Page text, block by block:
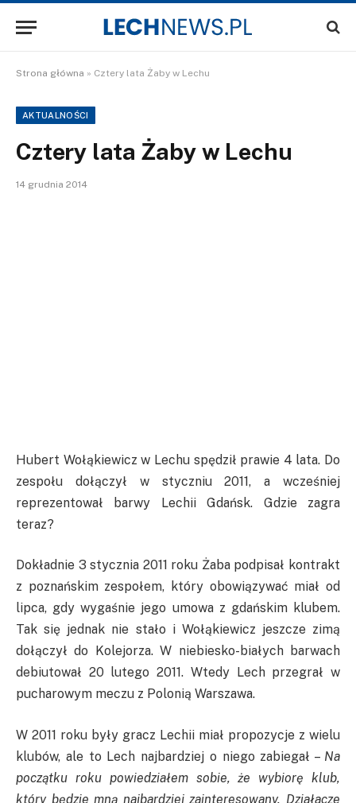
Strona główna » Cztery lata Żaby w Lechu
AKTUALNOŚCI
Cztery lata Żaby w Lechu
14 grudnia 2014
Hubert Wołąkiewicz w Lechu spędził prawie 4 lata. Do
zespołu dołączył w styczniu 2011, a wcześniej
reprezentował barwy Lechii Gdańsk. Gdzie zagra
teraz?
Dokładnie 3 stycznia 2011 roku Żaba podpisał kontrakt
z poznańskim zespołem, który obowiązywać miał od
lipca, gdy wygaśnie jego umowa z gdańskim klubem.
Tak się jednak nie stało i Wołąkiewicz jeszcze zimą
dołączył do Kolejorza. W niebiesko-białych barwach
debiutował 20 lutego 2011. Wtedy Lech przegrał w
pucharowym meczu z Polonią Warszawa.
W 2011 roku były gracz Lechii miał propozycje z wielu
klubów, ale to Lech najbardziej o niego zabiegał – Na
początku roku powiedziałem sobie, że wybiorę klub,
który będzie mną najbardziej zainteresowany. Działacze